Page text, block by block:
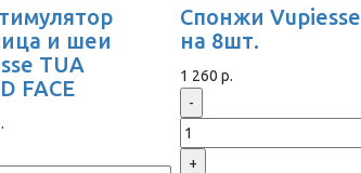
и шеи
TUA
FACE
Спонжи Vupiesse
на 8шт.
1 260 р.
-
+